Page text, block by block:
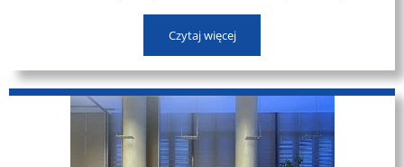
Czytaj więcej